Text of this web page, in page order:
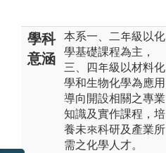
學科
意涵
本系一、二年級以化
學基礎課程為主，
三、四年級以材料化
學和生物化學為應用
導向開設相關之專業
知識及實作課程，培
養未來科研及產業所
需之化學人才。